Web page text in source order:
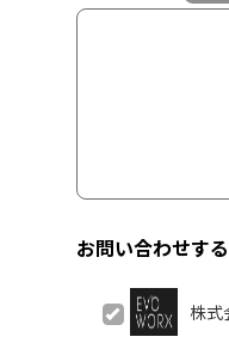
お問い合わせす
株式